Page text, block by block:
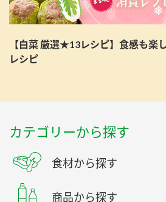
【白菜 厳選★13レシピ】食感も楽
レシピ
カテゴリーから探す
食材から探す
商品から探す